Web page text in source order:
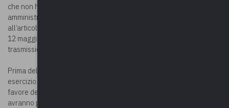
che non hanno ancora trasmesso alla banca dati delle
amministrazioni pubbliche (BDAP) i documenti contabili di cui
all’articolo 1, del decreto del Ministro dell’economia e delle finanze
12 maggio 2016, ovvero per gli enti che non hanno adempiuto alla
trasmissione del questionario SOSE.
Prima della chiusura della contabilità finanziaria del corrente
esercizio finanziario verrà disposto un successivo pagamento a
favore degli enti locali che, entro e non oltre il 20 novembre 2022,
avranno provveduto a regolarizzare la propria posizione,